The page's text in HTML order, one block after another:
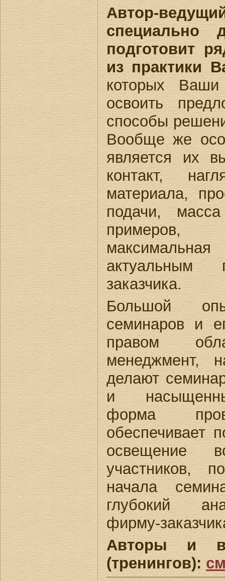
Автор-
подготовит
из практики
которых Ваши
освоить
способы
Вообще же
является их
контакт,
материала,
подачи,
примеров,
актуальным
заказчика.
Большой
семинаров и
правом
менеджмент,
делают
и
форма
обеспечивает
освещение
участников,
начала
глубокий
фирму-
Авторы и
(тренингов):